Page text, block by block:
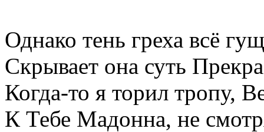
Однако тень греха всё
Скрывает она суть
Когда-то я торил тропу,
К Тебе Мадонна, не